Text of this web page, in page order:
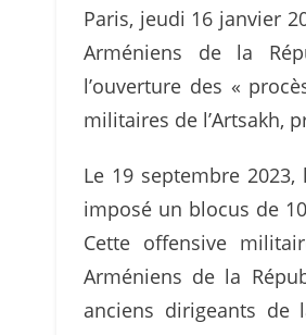
Paris, jeudi 16 janvier
Arméniens de la
l’ouverture des «
militaires de l’Artsakh,
Le 19 septembre
imposé un blocus de
Cette offensive
Arméniens de la
anciens dirigeants de